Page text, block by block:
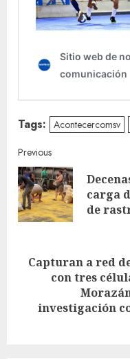
Tags: Acontecercomsv
Continue
Reading
Previous
carga
de
post:
Capturan a red
con tres
investigación